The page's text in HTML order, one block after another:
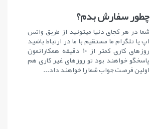
چطور سفارش بدم؟
شما در هر کجای دنیا میتونید از طریق واتس
اپ یا تلگرام ما مستقیم با ما در ارتباط باشید
روزهای کاری کمتر از 10 دقیقه همکارانمون
پاسخگو خواهند بود تو روزهای غیر کاری هم
اولین فرصت جواب شما را خواهند داد...